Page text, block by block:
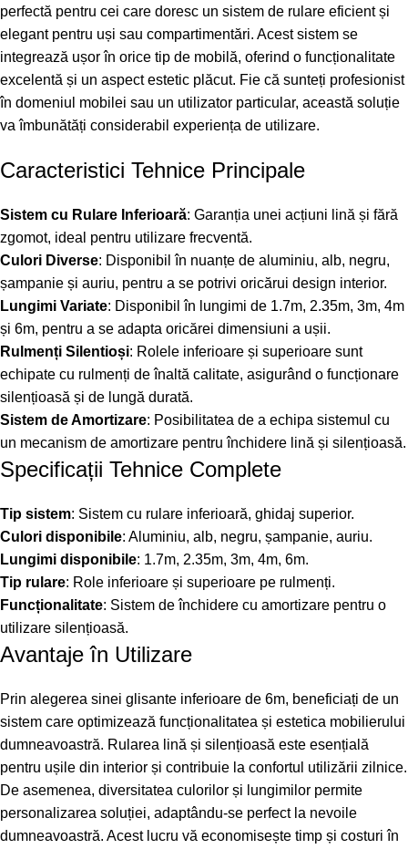
perfectă pentru cei care doresc un sistem de rulare eficient și
elegant pentru uși sau compartimentări. Acest sistem se
integrează ușor în orice tip de mobilă, oferind o funcționalitate
excelentă și un aspect estetic plăcut. Fie că sunteți profesionist
în domeniul mobilei sau un utilizator particular, această soluție
va îmbunătăți considerabil experiența de utilizare.
Caracteristici Tehnice Principale
Sistem cu Rulare Inferioară: Garanția unei acțiuni lină și fără
zgomot, ideal pentru utilizare frecventă.
Culori Diverse: Disponibil în nuanțe de aluminiu, alb, negru,
șampanie și auriu, pentru a se potrivi oricărui design interior.
Lungimi Variate: Disponibil în lungimi de 1.7m, 2.35m, 3m, 4m
și 6m, pentru a se adapta oricărei dimensiuni a ușii.
Rulmenți Silentioși: Rolele inferioare și superioare sunt
echipate cu rulmenți de înaltă calitate, asigurând o funcționare
silențioasă și de lungă durată.
Sistem de Amortizare: Posibilitatea de a echipa sistemul cu
un mecanism de amortizare pentru închidere lină și silențioasă.
Specificații Tehnice Complete
Tip sistem: Sistem cu rulare inferioară, ghidaj superior.
Culori disponibile: Aluminiu, alb, negru, șampanie, auriu.
Lungimi disponibile: 1.7m, 2.35m, 3m, 4m, 6m.
Tip rulare: Role inferioare și superioare pe rulmenți.
Funcționalitate: Sistem de închidere cu amortizare pentru o
utilizare silențioasă.
Avantaje în Utilizare
Prin alegerea sinei glisante inferioare de 6m, beneficiați de un
sistem care optimizează funcționalitatea și estetica mobilierului
dumneavoastră. Rularea lină și silențioasă este esențială
pentru ușile din interior și contribuie la confortul utilizării zilnice.
De asemenea, diversitatea culorilor și lungimilor permite
personalizarea soluției, adaptându-se perfect la nevoile
dumneavoastră. Acest lucru vă economisește timp și costuri în